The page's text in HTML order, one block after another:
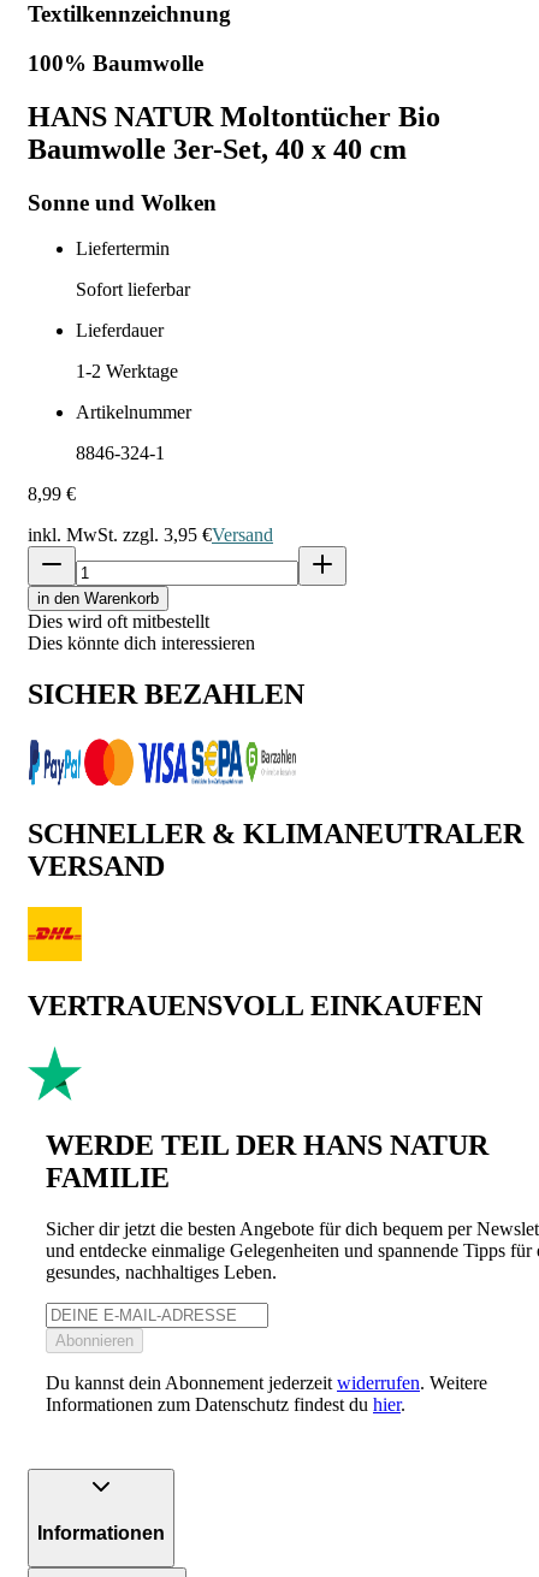
Textilkennzeichnung
100% Baumwolle
HANS NATUR Moltontücher Bio
Baumwolle 3er-Set, 40 x 40 cm
Sonne und Wolken
Liefertermin
Sofort lieferbar
Lieferdauer
1-2 Werktage
Artikelnummer
8846-324-1
8,99 €
inkl. MwSt. zzgl. 3,95 €Versand
in den Warenkorb
Dies wird oft mitbestellt
Dies könnte dich interessieren
SICHER BEZAHLEN
SCHNELLER & KLIMANEUTRALER
VERSAND
VERTRAUENSVOLL EINKAUFEN
WERDE TEIL DER HANS NATUR
FAMILIE
Sicher dir jetzt die besten Angebote für dich bequem per
und entdecke einmalige Gelegenheiten und spannende Tipps für
gesundes, nachhaltiges Leben.
Abonnieren
Du kannst dein Abonnement jederzeit widerrufen. Weitere
Informationen zum Datenschutz findest du hier.
Informationen